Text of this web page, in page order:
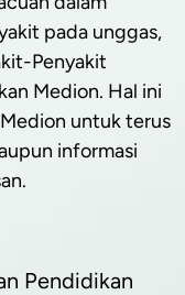
Pendidikan
pada unggas,
Penyakit
Medion. Hal ini
untuk terus
informasi